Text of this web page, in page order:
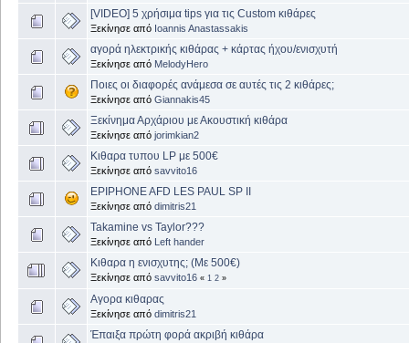
[VIDEO] 5 χρήσιμα tips για τις Custom κιθάρες
Ξεκίνησε από Ioannis Anastassakis
αγορά ηλεκτρικής κιθάρας + κάρτας ήχου/ενισχυτή
Ξεκίνησε από MelodyHero
Ποιες οι διαφορές ανάμεσα σε αυτές τις 2 κιθάρες;
Ξεκίνησε από Giannakis45
Ξεκίνημα Αρχάριου με Ακουστική κιθάρα
Ξεκίνησε από jorimkian2
Κιθαρα τυπου LP με 500€
Ξεκίνησε από savvito16
EPIPHONE AFD LES PAUL SP II
Ξεκίνησε από dimitris21
Takamine vs Taylor???
Ξεκίνησε από Left hander
Κιθαρα η ενισχυτης; (Με 500€)
Ξεκίνησε από savvito16 « 1 2 »
Αγορα κιθαρας
Ξεκίνησε από dimitris21
Έπαιξα πρώτη φορά ακριβή κιθάρα